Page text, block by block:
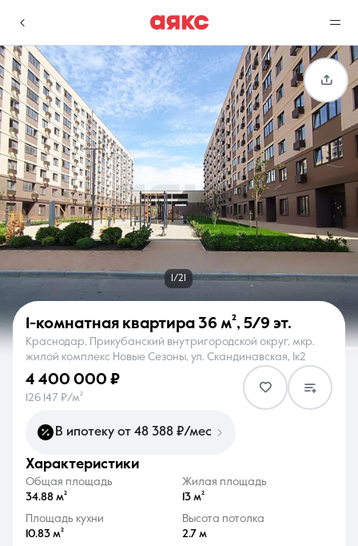
г. Краснодар
Избранное
0 объявлений
Сравнение
0 объявлений
Недвижимость Услуги
О компании Контакты
8 (861) 297-00-00
Ежедневно с 08:30 до 20:00
1/21
1-комнатная квартира 36 м², 5/9 эт.
Краснодар, Прикубанский внутригородской округ, мкр.
жилой комплекс Новые Сезоны, ул. Скандинавская, 1к2
4 400 000 ₽
126 147 ₽/м²
В ипотеку от 48 388 ₽/мес
характеристики
Общая площадь
34.88 м²
Жилая площадь
13 м²
Площадь кухни
10.83 м²
Высота потолка
2.7 м